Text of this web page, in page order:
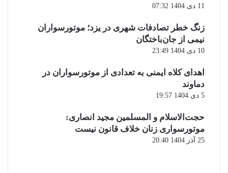
11 دی 1404 07:32
زنگ خطر تصادفات شهری در یزد؛ موتورسواران
نیمی از جان‌باختگان
10 دی 1404 23:49
اهدای کلاه ایمنی به تعدادی از موتورسواران در
دماوند
5 دی 1404 19:57
حجت‌الاسلام و المسلمین مجید انصاری:
موتورسواری زنان خلاف قانون نیست
25 آذر 1404 20:40